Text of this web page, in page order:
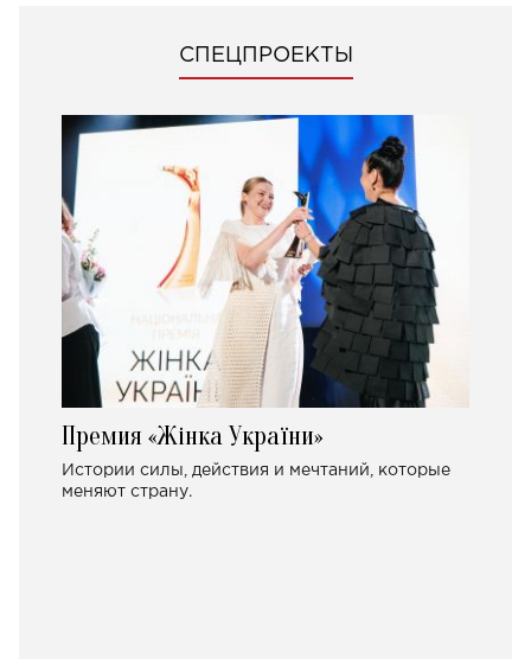
СПЕЦПРОЕКТЫ
Премия «Жінка України»
Истории силы, действия и мечтаний, которые
меняют страну.